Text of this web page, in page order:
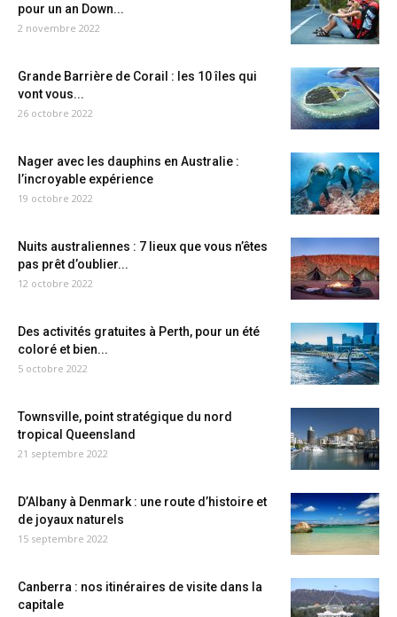
pour un an Down...
2 novembre 2022
Grande Barrière de Corail : les 10 îles qui
vont vous...
26 octobre 2022
Nager avec les dauphins en Australie :
l’incroyable expérience
19 octobre 2022
Nuits australiennes : 7 lieux que vous n’êtes
pas prêt d’oublier...
12 octobre 2022
Des activités gratuites à Perth, pour un été
coloré et bien...
5 octobre 2022
Townsville, point stratégique du nord
tropical Queensland
21 septembre 2022
D’Albany à Denmark : une route d’histoire et
de joyaux naturels
15 septembre 2022
Canberra : nos itinéraires de visite dans la
capitale